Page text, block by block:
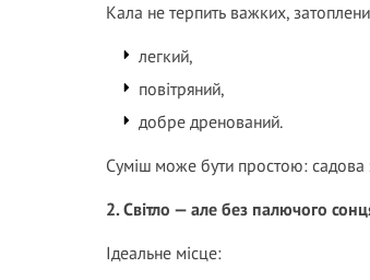
Кала не терпить важких,
легкий,
повітряний,
добре дренований.
Суміш може бути простою: садова
2. Світло — але без палючого
Ідеальне місце: